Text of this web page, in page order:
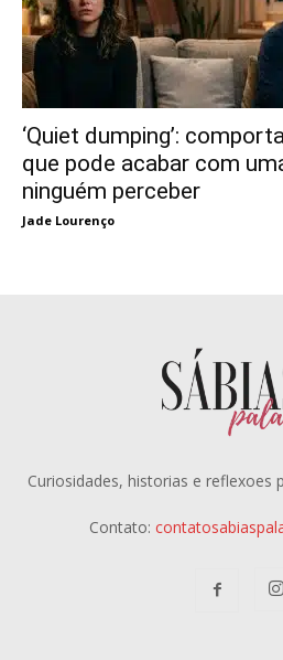
‘Quiet dumping’:
que pode acabar com
ninguém perceber
Jade Lourenço
Curiosidades, historias e reflexoes
Contato: